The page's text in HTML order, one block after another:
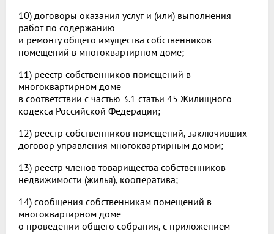
10) договоры оказания услуг и (или) выполнения
работ по содержанию
и ремонту общего имущества собственников
помещений в многоквартирном доме;
11) реестр собственников помещений в
многоквартирном доме
в соответствии с частью 3.1 статьи 45 Жилищного
кодекса Российской Федерации;
12) реестр собственников помещений, заключивших
договор управления многоквартирным домом;
13) реестр членов товарищества собственников
недвижимости (жилья), кооператива;
14) сообщения собственникам помещений в
многоквартирном доме
о проведении общего собрания, с приложением